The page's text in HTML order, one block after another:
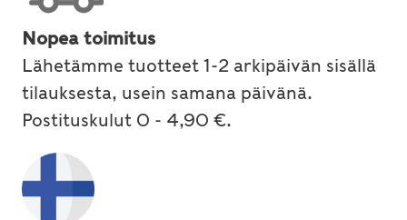
Nopea toimitus
Lähetämme tuotteet 1-2 arkipäivän sisällä
tilauksesta, usein samana päivänä.
Postituskulut 0 - 4,90 €.